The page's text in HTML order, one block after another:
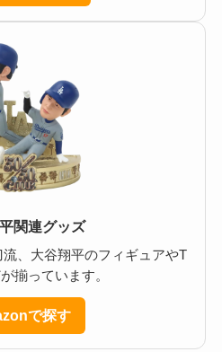
関連グッズ
、大谷翔平のフィギュアやT
揃っています。
で探す